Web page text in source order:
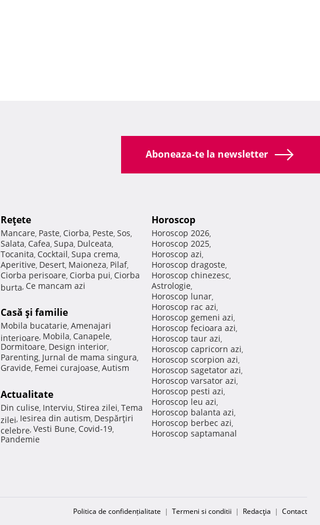
Aboneaza-te la newsletter
Reţete
Mancare, Paste, Ciorba, Peste, Sos,
Salata, Cafea, Supa, Dulceata,
Tocanita, Cocktail, Supa crema,
Aperitive, Desert, Maioneza, Pilaf,
Ciorba perisoare, Ciorba pui, Ciorba
burta, Ce mancam azi
Casă şi familie
Mobila bucatarie, Amenajari
interioare, Mobila, Canapele,
Dormitoare, Design interior,
Parenting, Jurnal de mama singura,
Gravide, Femei curajoase, Autism
Actualitate
Din culise, Interviu, Stirea zilei, Tema
zilei, Iesirea din autism, Despărţiri
celebre, Vesti Bune, Covid-19,
Pandemie
Horoscop
Horoscop 2026,
Horoscop 2025,
Horoscop azi,
Horoscop dragoste,
Horoscop chinezesc,
Astrologie,
Horoscop lunar,
Horoscop rac azi,
Horoscop gemeni azi,
Horoscop fecioara azi,
Horoscop taur azi,
Horoscop capricorn azi,
Horoscop scorpion azi,
Horoscop sagetator azi,
Horoscop varsator azi,
Horoscop pesti azi,
Horoscop leu azi,
Horoscop balanta azi,
Horoscop berbec azi,
Horoscop saptamanal
Politica de confidențialitate | Termeni si conditii | Redacţia | Contact